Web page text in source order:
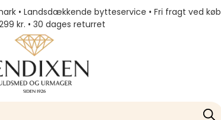
• Landsdækkende bytteservice • Fri fragt ved køb
kr. • 30 dages returret